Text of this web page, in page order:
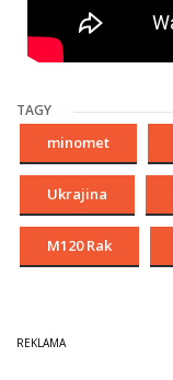
TAGY
minomet
Ukrajina
M120 Rak